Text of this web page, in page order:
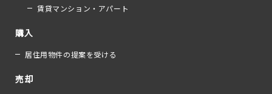
賃貸マンション・アパート
購入
居住用物件の提案を受ける
売却